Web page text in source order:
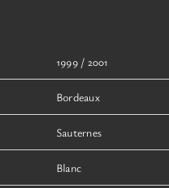
produit
1999 / 2001
Bordeaux
Sauternes
Blanc